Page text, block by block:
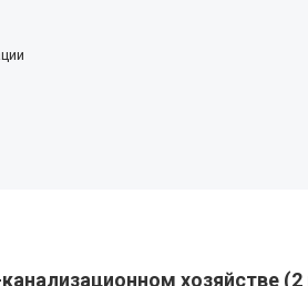
хозяйстве (2